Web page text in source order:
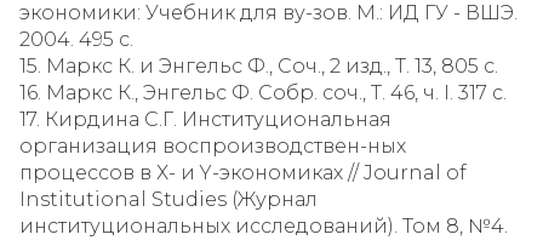
экономики: Учебник для ву-зов. М.: ИД ГУ - ВШЭ.
2004. 495 с.
15. Маркс К. и Энгельс Ф., Соч., 2 изд., Т. 13, 805 с.
16. Маркс К., Энгельс Ф. Собр. соч., Т. 46, ч. I. 317 с.
17. Кирдина С.Г. Институциональная
организация воспроизводствен-ных
процессов в Х- и Y-экономиках // Journal of
Institutional Studies (Журнал
институциональных исследований). Том 8, №4.